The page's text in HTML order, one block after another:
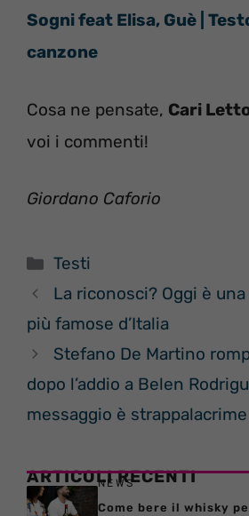
Sogni feat Elisa, Guè |
canzone
Cosa ne pensate, Cari
voi i commenti!
Giordano Caforio
Categorie
Testi
La riconosci? Oggi è
più famose d’Italia
Stefano De Martino
dopo l’addio a Belen
messaggio è strappalacrime
ARTICOLI RECENTI
NEWS
Come bere il whisky